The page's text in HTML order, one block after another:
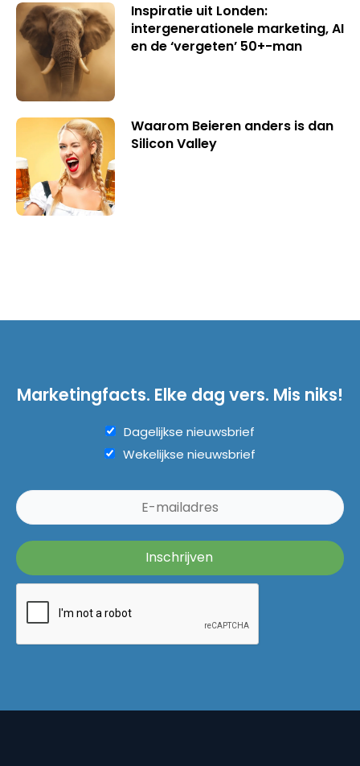
Inspiratie uit Londen:
intergenerationele marketing, AI
en de ‘vergeten’ 50+-man
Waarom Beieren anders is dan
Silicon Valley
Marketingfacts. Elke dag vers. Mis niks!
Dagelijkse nieuwsbrief
Wekelijkse nieuwsbrief